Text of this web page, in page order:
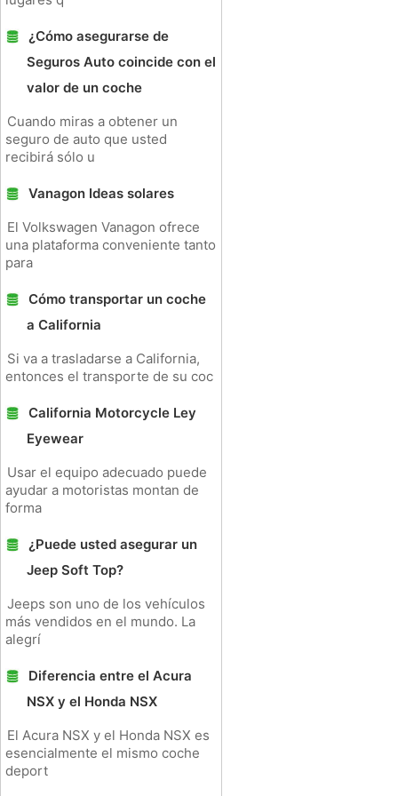
¿Cómo asegurarse de
Seguros Auto coincide con el
valor de un coche
Cuando miras a obtener un
seguro de auto que usted
recibirá sólo u
Vanagon Ideas solares
El Volkswagen Vanagon ofrece
una plataforma conveniente tanto
para
Cómo transportar un coche
a California
Si va a trasladarse a California,
entonces el transporte de su coc
California Motorcycle Ley
Eyewear
Usar el equipo adecuado puede
ayudar a motoristas montan de
forma
¿Puede usted asegurar un
Jeep Soft Top?
Jeeps son uno de los vehículos
más vendidos en el mundo. La
alegrí
Diferencia entre el Acura
NSX y el Honda NSX
El Acura NSX y el Honda NSX es
esencialmente el mismo coche
deport